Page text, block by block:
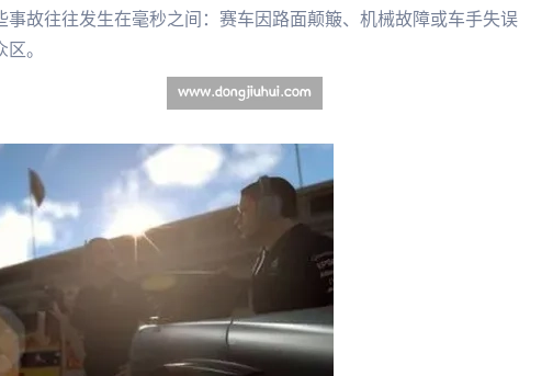
故往往发生在毫秒之间：赛车因路面颠簸、机械故障或车手失误
。